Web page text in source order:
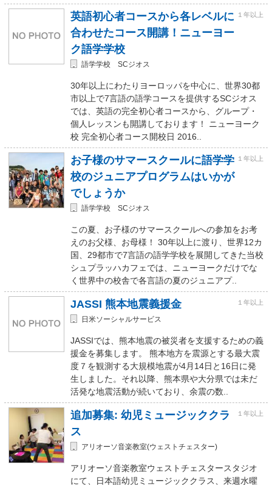
英語初心者コースから各レベルに
合わせたコース開講！ニューヨー
ク語学学校
１年以上
語学学校 SCジオス
30年以上にわたりヨーロッパを中心に、世界30都
市以上で7言語の語学コースを提供するSCジオス
では、英語の完全初心者コースから、グループ・
個人レッスンも開講しております！ ニューヨーク
校 完全初心者コース開校日 2016..
お子様のサマースクールに語学学
校のジュニアプログラムはいかが
でしょうか
１年以上
語学学校 SCジオス
この夏、お子様のサマースクールへの参加をお考
えのお父様、お母様！ 30年以上に渡り、世界12カ
国、29都市で7言語の語学学校を展開してきた当校
シュプラッハカフェでは、ニューヨークだけでな
く世界中の校舎で各言語の夏のジュニアプ..
JASSI 熊本地震義援金 １年以上
日米ソーシャルサービス
JASSIでは、熊本地震の被災者を支援するための義
援金を募集します。 熊本地方を震源とする最大震
度７を観測する大規模地震が4月14日と16日に発
生しました。それ以降、熊本県や大分県では未だ
活発な地震活動が続いており、余震の数..
追加募集: 幼児ミュージッククラ
ス
１年以上
アリオーソ音楽教室(ウェストチェスター)
アリオーソ音楽教室ウェストチェスタースタジオ
にて、日本語幼児ミュージッククラス、来週水曜